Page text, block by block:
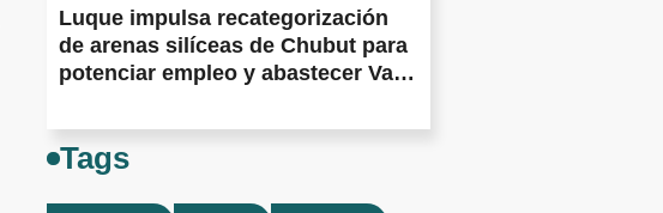
Luque impulsa recategorización
de arenas silíceas de Chubut para
potenciar empleo y abastecer Vaca
Tags